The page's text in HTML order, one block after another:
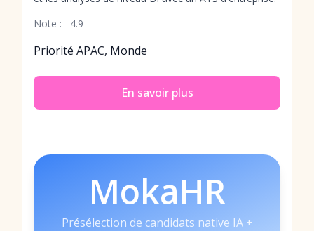
Note :
4.9
Priorité APAC, Monde
En savoir plus
MokaHR
Présélection de candidats native IA +